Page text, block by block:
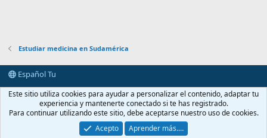
Estudiar medicina en Sudamérica
Español Tu
Contactarnos
Términos y reglas Política de privacidad
Ayuda
R
S
S
Community platform by XenForo® © 2010-2026 XenForo Ltd.
Este sitio utiliza cookies para ayudar a personalizar el contenido, adaptar tu
experiencia y mantenerte conectado si te has registrado.
Para continuar utilizando este sitio, debe aceptarse nuestro uso de cookies.
Acepto
Aprender más.…